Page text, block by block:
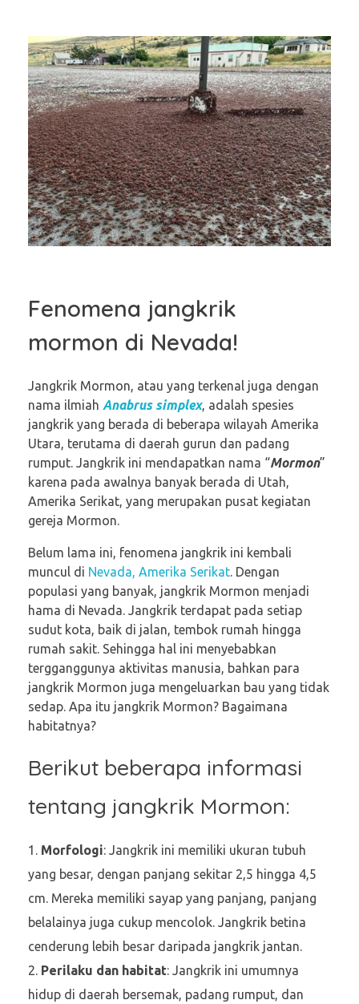
Fenomena jangkrik
mormon di Nevada!
Jangkrik Mormon, atau yang terkenal juga dengan
nama ilmiah Anabrus simplex, adalah spesies
jangkrik yang berada di beberapa wilayah Amerika
Utara, terutama di daerah gurun dan padang
rumput. Jangkrik ini mendapatkan nama “Mormon”
karena pada awalnya banyak berada di Utah,
Amerika Serikat, yang merupakan pusat kegiatan
gereja Mormon.
Belum lama ini, fenomena jangkrik ini kembali
muncul di Nevada, Amerika Serikat. Dengan
populasi yang banyak, jangkrik Mormon menjadi
hama di Nevada. Jangkrik terdapat pada setiap
sudut kota, baik di jalan, tembok rumah hingga
rumah sakit. Sehingga hal ini menyebabkan
tergganggunya aktivitas manusia, bahkan para
jangkrik Mormon juga mengeluarkan bau yang tidak
sedap. Apa itu jangkrik Mormon? Bagaimana
habitatnya?
Berikut beberapa informasi
tentang jangkrik Mormon:
Morfologi: Jangkrik ini memiliki ukuran tubuh
yang besar, dengan panjang sekitar 2,5 hingga 4,5
cm. Mereka memiliki sayap yang panjang, panjang
belalainya juga cukup mencolok. Jangkrik betina
cenderung lebih besar daripada jangkrik jantan.
Perilaku dan habitat: Jangkrik ini umumnya
hidup di daerah bersemak, padang rumput, dan